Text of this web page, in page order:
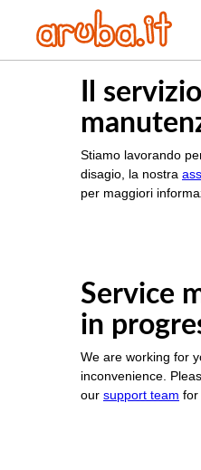
Il
Stiamo lavorando
disagio, la nostra
per maggiori
Service
in
We are working for
inconvenience.
our support team for